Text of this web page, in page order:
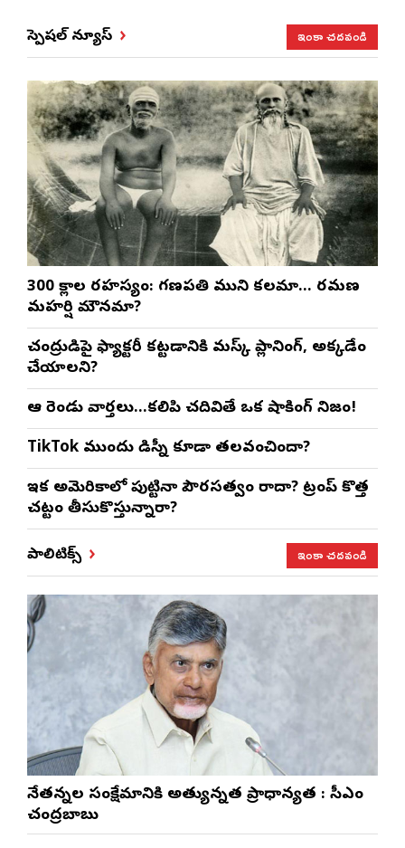
స్పెషల్ న్యూస్ ఇంకా చదవండి
300 శ్లోకాల రహస్యం: గణపతి ముని కలమా… రమణ
మహర్షి మౌనమా?
చంద్రుడిపై ఫ్యాక్టరీ కట్టడానికి మస్క్ ప్లానింగ్, అక్కడేం
చేయాలని?
ఆ రెండు వార్తలు…కలిపి చదివితే ఒక షాకింగ్ నిజం!
TikTok ముందు డిస్నీ కూడా తలవంచిందా?
ఇక అమెరికాలో పుట్టినా పౌరసత్వం రాదా? ట్రంప్ కొత్త
చట్టం తీసుకొస్తున్నారా?
పాలిటిక్స్ ఇంకా చదవండి
నేతన్నల సంక్షేమానికి అత్యున్నత ప్రాధాన్యత : సీఎం
చంద్రబాబు